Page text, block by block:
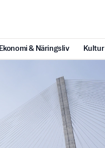
Ekonomi & Näringsliv Kultur